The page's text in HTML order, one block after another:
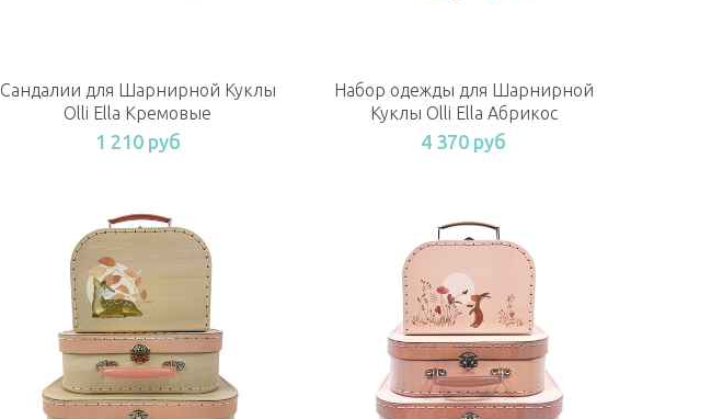
Сандалии для Шарнирной Куклы
Olli Ella Кремовые
1 210 руб
Набор одежды для Шарнирной
Куклы Olli Ella Абрикос
4 370 руб